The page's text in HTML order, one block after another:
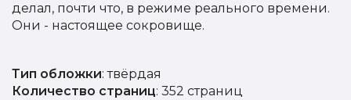
делал, почти что, в режиме реального времени.
Они - настоящее сокровище.
Тип обложки: твёрдая
Количество страниц: 352 страниц